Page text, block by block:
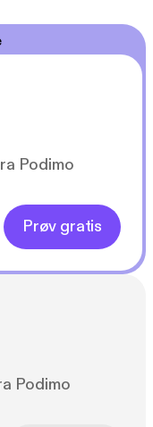
Podimo
Prøv gratis
Podimo